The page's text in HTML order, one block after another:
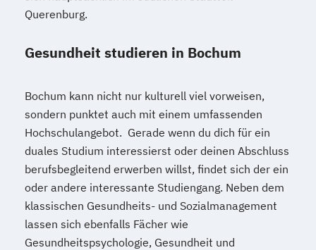
Querenburg.
Gesundheit studieren in Bochum
Bochum kann nicht nur kulturell viel vorweisen,
sondern punktet auch mit einem umfassenden
Hochschulangebot. Gerade wenn du dich für ein
duales Studium interessierst oder deinen Abschluss
berufsbegleitend erwerben willst, findet sich der ein
oder andere interessante Studiengang. Neben dem
klassischen Gesundheits- und Sozialmanagement
lassen sich ebenfalls Fächer wie
Gesundheitspsychologie, Gesundheit und